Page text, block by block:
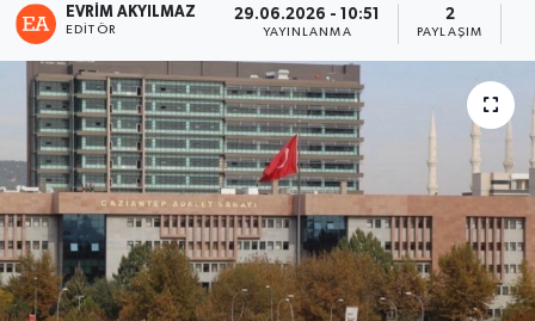
EVRIM AKYILMAZ
EDITÖR
29.06.2026 - 10:51
YAYINLANMA
2
PAYLAŞIM